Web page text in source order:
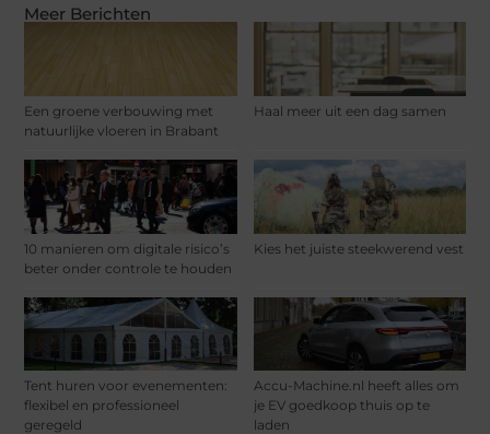
Meer Berichten
Een groene verbouwing met
natuurlijke vloeren in Brabant
Haal meer uit een dag samen
10 manieren om digitale risico’s
beter onder controle te houden
Kies het juiste steekwerend vest
Tent huren voor evenementen:
flexibel en professioneel
geregeld
Accu-Machine.nl heeft alles om
je EV goedkoop thuis op te
laden